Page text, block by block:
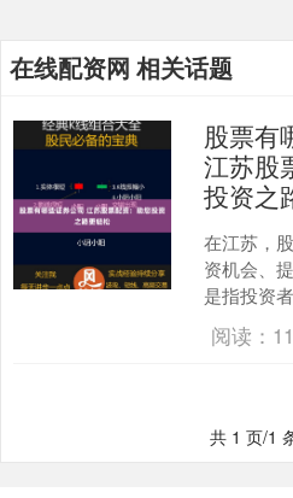
在线配资网 相关话题
股票有
江苏股
投资之
在江苏，
资机会、
是指投资
放大自身
一种方式
阅读：
共 1 页/1